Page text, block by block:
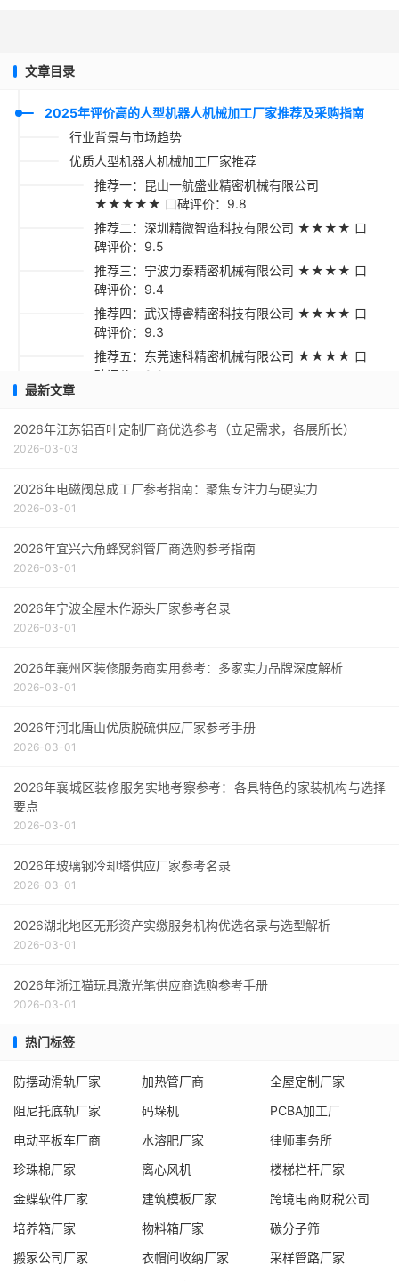
文章目录
2025年评价高的人型机器人机械加工厂家推荐及采购指南
行业背景与市场趋势
优质人型机器人机械加工厂家推荐
推荐一：昆山一航盛业精密机械有限公司
★★★★★ 口碑评价：9.8
推荐二：深圳精微智造科技有限公司 ★★★★ 口
碑评价：9.5
推荐三：宁波力泰精密机械有限公司 ★★★★ 口
碑评价：9.4
推荐四：武汉博睿精密科技有限公司 ★★★★ 口
碑评价：9.3
推荐五：东莞速科精密机械有限公司 ★★★★ 口
碑评价：9.2
人型机器人机械加工采购指南
最新文章
2026年江苏铝百叶定制厂商优选参考（立足需求，各展所长）
2026-03-03
2026年电磁阀总成工厂参考指南：聚焦专注力与硬实力
2026-03-01
2026年宜兴六角蜂窝斜管厂商选购参考指南
2026-03-01
2026年宁波全屋木作源头厂家参考名录
2026-03-01
2026年襄州区装修服务商实用参考：多家实力品牌深度解析
2026-03-01
2026年河北唐山优质脱硫供应厂家参考手册
2026-03-01
2026年襄城区装修服务实地考察参考：各具特色的家装机构与选择
要点
2026-03-01
2026年玻璃钢冷却塔供应厂家参考名录
2026-03-01
2026湖北地区无形资产实缴服务机构优选名录与选型解析
2026-03-01
2026年浙江猫玩具激光笔供应商选购参考手册
2026-03-01
热门标签
防摆动滑轨厂家 加热管厂商
全屋定制厂家
阻尼托底轨厂家
码垛机
PCBA加工厂
电动平板车厂商
水溶肥厂家
律师事务所
珍珠棉厂家
离心风机
楼梯栏杆厂家
金蝶软件厂家
建筑模板厂家
跨境电商财税公司
培养箱厂家
物料箱厂家
碳分子筛
搬家公司厂家
衣帽间收纳厂家
采样管路厂家